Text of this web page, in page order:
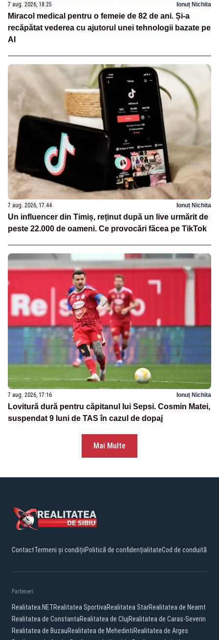
7 aug. 2026, 18:25 Ionuț Nichita
Miracol medical pentru o femeie de 82 de ani. Și-a
recăpătat vederea cu ajutorul unei tehnologii bazate pe
AI
7 aug. 2026, 17:44 Ionuț Nichita
Un influencer din Timiș, reținut după un live urmărit de
peste 22.000 de oameni. Ce provocări făcea pe TikTok
7 aug. 2026, 17:16 Ionuț Nichita
Lovitură dură pentru căpitanul lui Sepsi. Cosmin Matei,
suspendat 9 luni de TAS în cazul de dopaj
Mai Multe
ContactTermeni și condițiiPolitică de confidențialitateCod de conduită
Parteneri:
Realitatea.NETRealitatea SportivaRealitatea StarRealitatea de Neamt
Realitatea de ConstantaRealitatea de ClujRealitatea de Caras-Severin
Realitatea de BuzauRealitatea de MehedintiRealitatea de Arges